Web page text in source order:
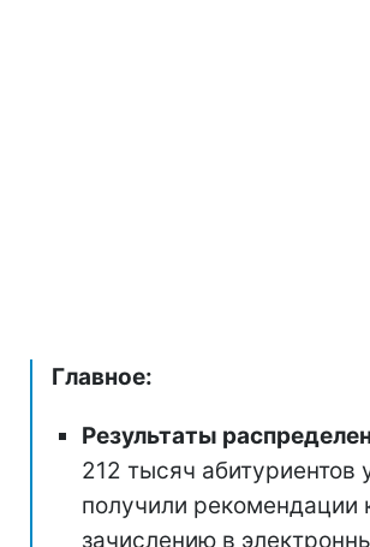
Главное:
Результаты
212 тысяч абитуриентов
получили рекомендации
зачислению в